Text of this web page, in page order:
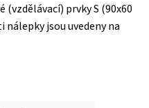
prvky S (90x60
nálepky jsou uvedeny na